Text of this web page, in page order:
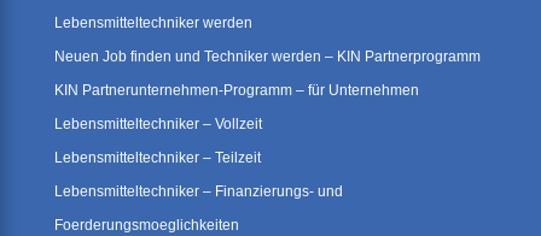
Lebensmitteltechniker werden
Neuen Job finden und Techniker werden – KIN Partnerprogramm
KIN Partnerunternehmen-Programm – für Unternehmen
Lebensmitteltechniker – Vollzeit
Lebensmitteltechniker – Teilzeit
Lebensmitteltechniker – Finanzierungs- und
Foerderungsmoeglichkeiten